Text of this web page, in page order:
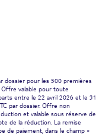
dossier pour les 500 premières
valable pour toute
entre le 22 avril 2026 et le 31
par dossier. Offre non
et valable sous réserve de
de la réduction. La remise
de paiement, dans le champ «